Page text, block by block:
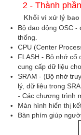
2 - Thành
Khối vi xử lý bao
Bộ dao động OSC
thống.
CPU (Center
FLASH - Bộ nhớ cố
cung cấp dữ liệu
SRAM - (Bộ nhớ
lý, dữ liệu trong
- Các chương trình
Màn hình hiển thị
Bàn phím giúp